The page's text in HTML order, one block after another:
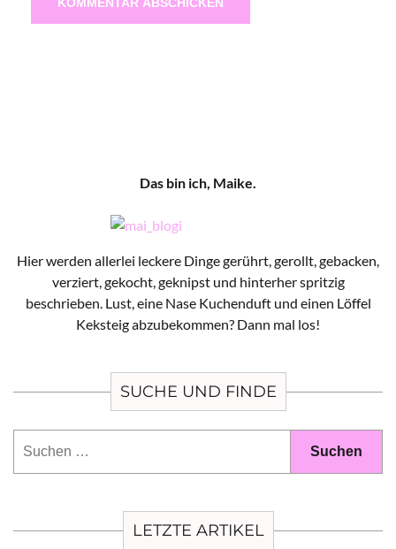
Das bin ich, Maike.
Hier werden allerlei leckere Dinge gerührt, gerollt, gebacken,
verziert, gekocht, geknipst und hinterher spritzig
beschrieben. Lust, eine Nase Kuchenduft und einen Löffel
Keksteig abzubekommen? Dann mal los!
SUCHE UND FINDE
LETZTE ARTIKEL